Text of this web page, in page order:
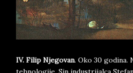
IV. Filip Njegovan. Oko 30 godina.